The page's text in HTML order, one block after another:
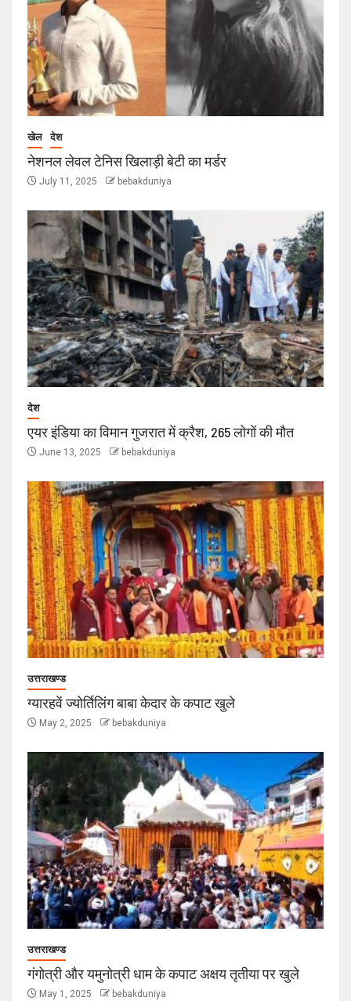
खेल देश
नेशनल लेवल टेनिस खिलाड़ी बेटी का मर्डर
July 11, 2025 bebakduniya
देश
एयर इंडिया का विमान गुजरात में क्रैश, 265 लोगों की मौत
June 13, 2025 bebakduniya
उत्तराखण्ड
ग्यारहवें ज्योर्तिलिंग बाबा केदार के कपाट खुले
May 2, 2025 bebakduniya
उत्तराखण्ड
गंगोत्री और यमुनोत्री धाम के कपाट अक्षय तृतीया पर खुले
May 1, 2025 bebakduniya